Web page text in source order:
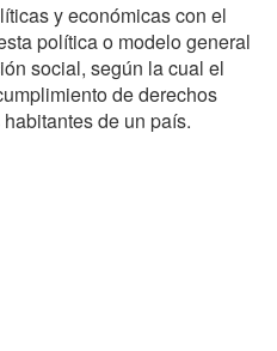
y económicas con el
política o modelo general
social, según la cual el
de derechos
de un país.